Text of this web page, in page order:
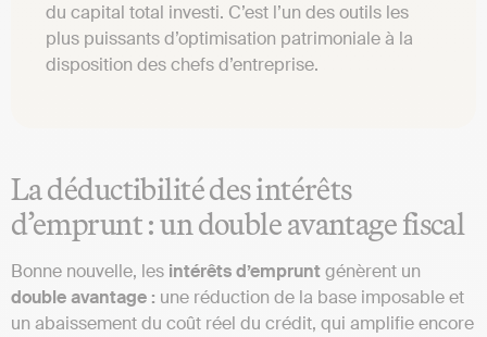
du capital total investi. C’est l’un des outils les
plus puissants d’optimisation patrimoniale à la
disposition des chefs d’entreprise.
La déductibilité des intérêts
d’emprunt : un double avantage fiscal
Bonne nouvelle, les intérêts d’empruntgénèrent un
double avantage : une réduction de la base imposable et
un abaissement du coût réel du crédit, qui amplifie encore